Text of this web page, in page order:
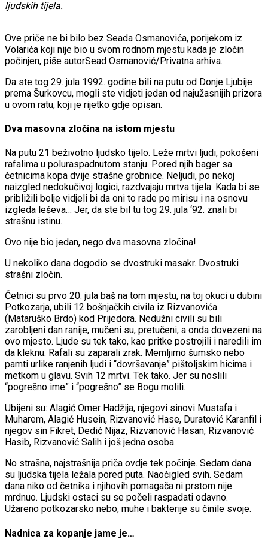
ljudskih tijela.
Ove priče ne bi bilo bez Seada Osmanovića, porijekom iz
Volarića koji nije bio u svom rodnom mjestu kada je zločin
počinjen, piše autorSead Osmanović/Privatna arhiva.
Da ste tog 29. jula 1992. godine bili na putu od Donje Ljubije
prema Šurkovcu, mogli ste vidjeti jedan od najužasnijih prizora
u ovom ratu, koji je rijetko gdje opisan.
Dva masovna zločina na istom mjestu
Na putu 21 beživotno ljudsko tijelo. Leže mrtvi ljudi, pokošeni
rafalima u poluraspadnutom stanju. Pored njih bager sa
četnicima kopa dvije strašne grobnice. Neljudi, po nekoj
naizgled nedokučivoj logici, razdvajaju mrtva tijela. Kada bi se
približili bolje vidjeli bi da oni to rade po mirisu i na osnovu
izgleda leševa… Jer, da ste bil tu tog 29. jula ‘92. znali bi
strašnu istinu.
Ovo nije bio jedan, nego dva masovna zločina!
U nekoliko dana dogodio se dvostruki masakr. Dvostruki
strašni zločin.
Četnici su prvo 20. jula baš na tom mjestu, na toj okuci u dubini
Potkozarja, ubili 12 bošnjačkih civila iz Rizvanovića
(Mataruško Brdo) kod Prijedora. Nedužni civili su bili
zarobljeni dan ranije, mučeni su, pretučeni, a onda dovezeni na
ovo mjesto. Ljude su tek tako, kao pritke postrojili i naredili im
da kleknu. Rafali su zaparali zrak. Memljimo šumsko nebo
pamti urlike ranjenih ljudi i “dovršavanje” pištoljskim hicima i
metkom u glavu. Svih 12 mrtvi. Tek tako. Jer su noslili
“pogrešno ime” i “pogrešno” se Bogu molili.
Ubijeni su: Alagić Omer Hadžija, njegovi sinovi Mustafa i
Muharem, Alagić Husein, Rizvanović Hase, Duratović Karanfil i
njegov sin Fikret, Dedić Nijaz, Rizvanović Hasan, Rizvanović
Hasib, Rizvanović Salih i još jedna osoba.
No strašna, najstrašnija priča ovdje tek počinje. Sedam dana
su ljudska tijela ležala pored puta. Naočigled svih. Sedam
dana niko od četnika i njihovih pomagača ni prstom nije
mrdnuo. Ljudski ostaci su se počeli raspadati odavno.
Užareno potkozarsko nebo, muhe i bakterije su činile svoje.
Nadnica za kopanje jame je…